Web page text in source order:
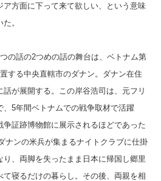
ア方面に下って来て欲しい、という意味
。
の話の2つめの話の舞台は、ベトナム第
する中央直轄市のダナン。ダナン在住
が展開する。この岸谷浩司は、元フリ
、5年間ベトナムでの戦争取材で活躍
争証跡博物館に展示されるほどであった
ナンの米兵が集まるナイトクラブに仕掛
、両脚を失ったまま日本に帰国し郷里
寝るだけの暮らし。その後、両親を相